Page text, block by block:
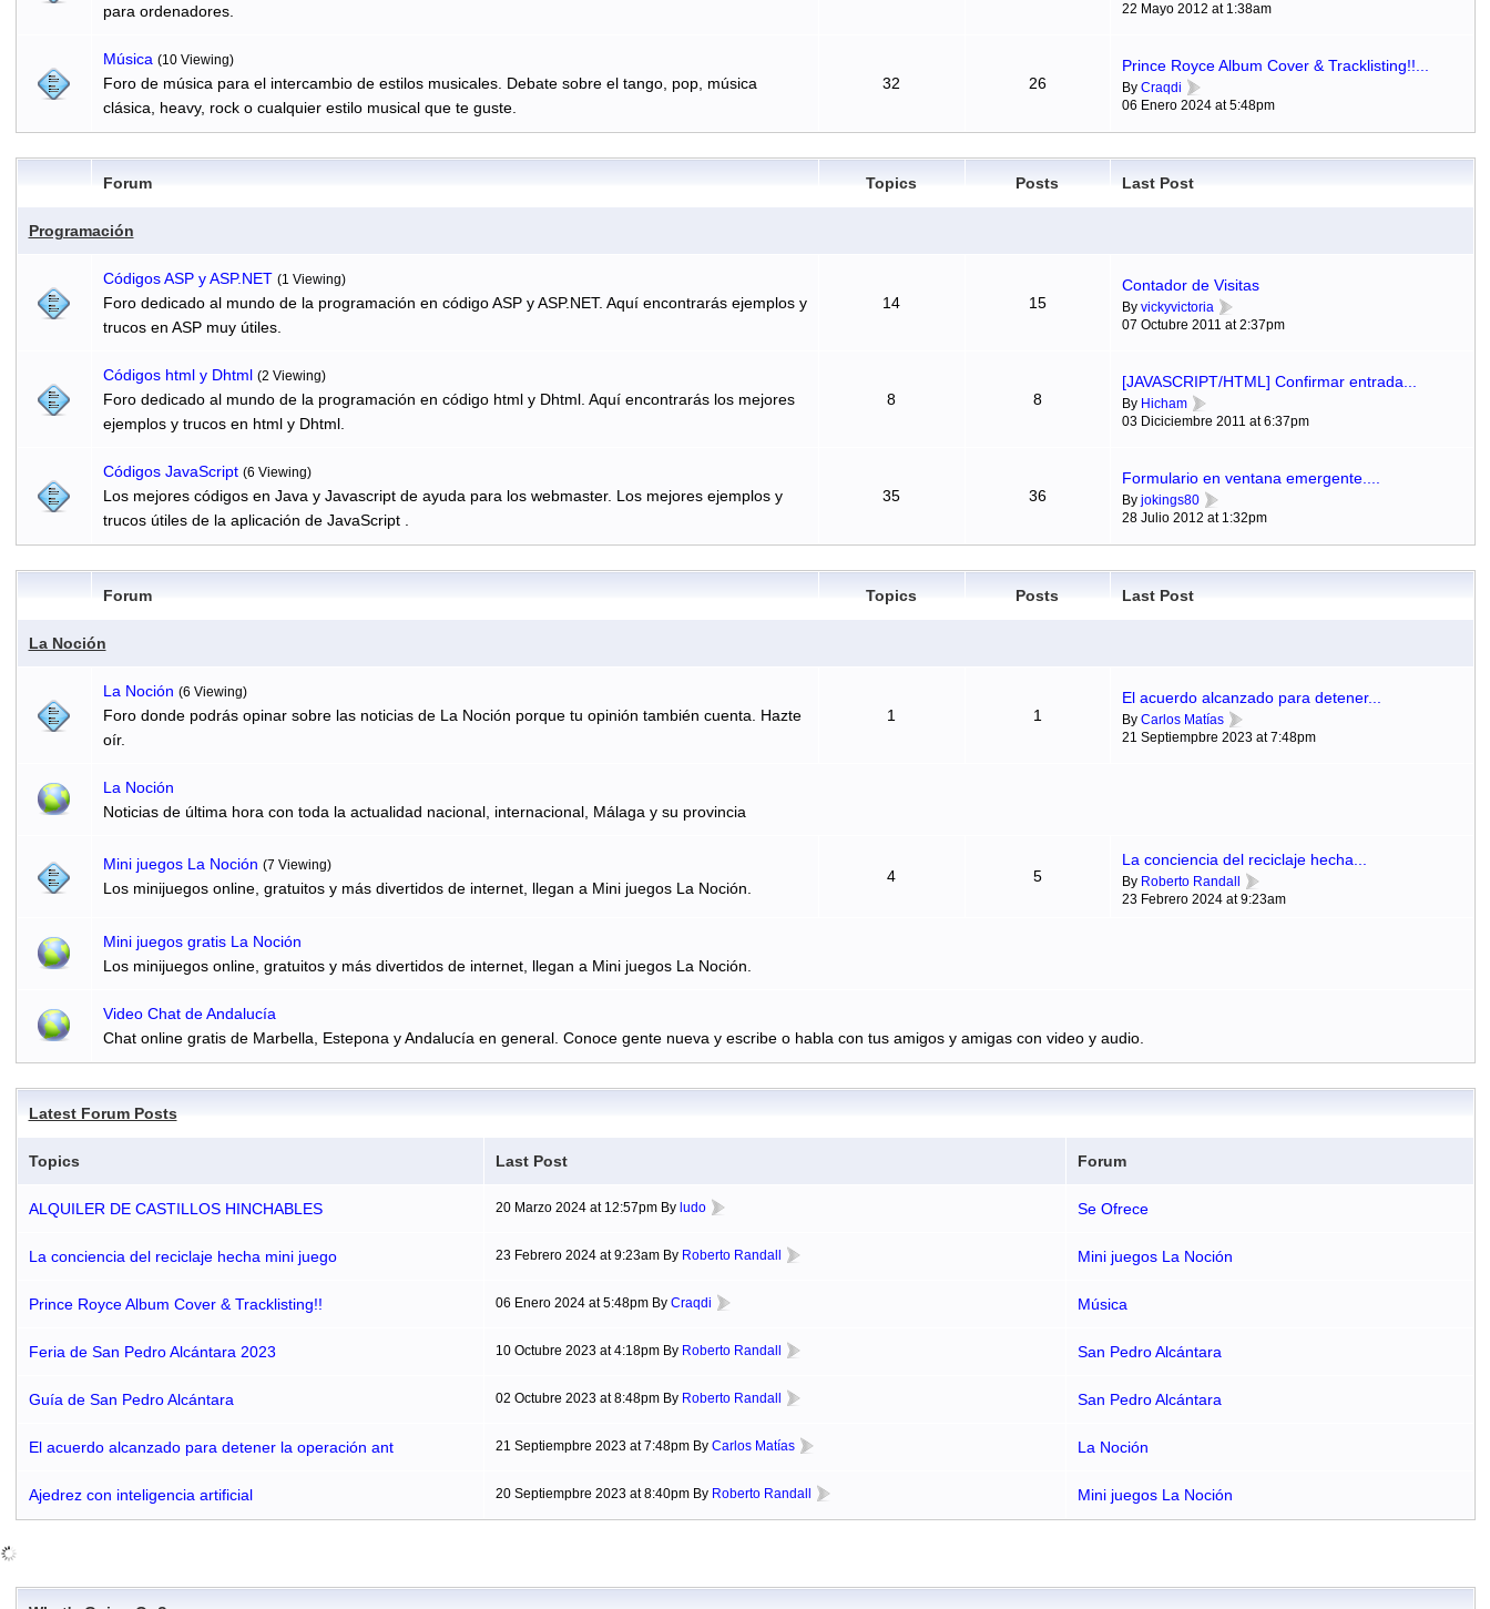
para ordenadores.
22 Mayo 2012 at 1:38am
Música (10 Viewing)
Foro de música para el intercambio de estilos musicales. Debate sobre el tango, pop, música
clásica, heavy, rock o cualquier estilo musical que te guste.
32 26
Prince Royce Album Cover & Tracklisting!!...
By Craqdi
06 Enero 2024 at 5:48pm
Forum Topics Posts Last Post
Programación
Códigos ASP y ASP.NET (1 Viewing)
Foro dedicado al mundo de la programación en código ASP y ASP.NET. Aquí encontrarás ejemplos y
trucos en ASP muy útiles.
14 15
Contador de Visitas
By vickyvictoria
07 Octubre 2011 at 2:37pm
Códigos html y Dhtml (2 Viewing)
Foro dedicado al mundo de la programación en código html y Dhtml. Aquí encontrarás los mejores
ejemplos y trucos en html y Dhtml.
8 8
[JAVASCRIPT/HTML] Confirmar entrada...
By Hicham
03 Diciciembre 2011 at 6:37pm
Códigos JavaScript (6 Viewing)
Los mejores códigos en Java y Javascript de ayuda para los webmaster. Los mejores ejemplos y
trucos útiles de la aplicación de JavaScript .
35 36
Formulario en ventana emergente....
By jokings80
28 Julio 2012 at 1:32pm
Forum Topics Posts Last Post
La Noción
La Noción (6 Viewing)
Foro donde podrás opinar sobre las noticias de La Noción porque tu opinión también cuenta. Hazte
oír.
1 1
El acuerdo alcanzado para detener...
By Carlos Matías
21 Septiempbre 2023 at 7:48pm
La Noción
Noticias de última hora con toda la actualidad nacional, internacional, Málaga y su provincia
Mini juegos La Noción (7 Viewing)
Los minijuegos online, gratuitos y más divertidos de internet, llegan a Mini juegos La Noción.
4 5
La conciencia del reciclaje hecha...
By Roberto Randall
23 Febrero 2024 at 9:23am
Mini juegos gratis La Noción
Los minijuegos online, gratuitos y más divertidos de internet, llegan a Mini juegos La Noción.
Video Chat de Andalucía
Chat online gratis de Marbella, Estepona y Andalucía en general. Conoce gente nueva y escribe o habla con tus amigos y amigas con video y audio.
Latest Forum Posts
Topics Last Post Forum
ALQUILER DE CASTILLOS HINCHABLES 20 Marzo 2024 at 12:57pm By ludo Se Ofrece
La conciencia del reciclaje hecha mini juego 23 Febrero 2024 at 9:23am By Roberto Randall Mini juegos La Noción
Prince Royce Album Cover & Tracklisting!! 06 Enero 2024 at 5:48pm By Craqdi Música
Feria de San Pedro Alcántara 2023 10 Octubre 2023 at 4:18pm By Roberto Randall San Pedro Alcántara
Guía de San Pedro Alcántara 02 Octubre 2023 at 8:48pm By Roberto Randall San Pedro Alcántara
El acuerdo alcanzado para detener la operación ant 21 Septiempbre 2023 at 7:48pm By Carlos Matías La Noción
Ajedrez con inteligencia artificial 20 Septiempbre 2023 at 8:40pm By Roberto Randall Mini juegos La Noción